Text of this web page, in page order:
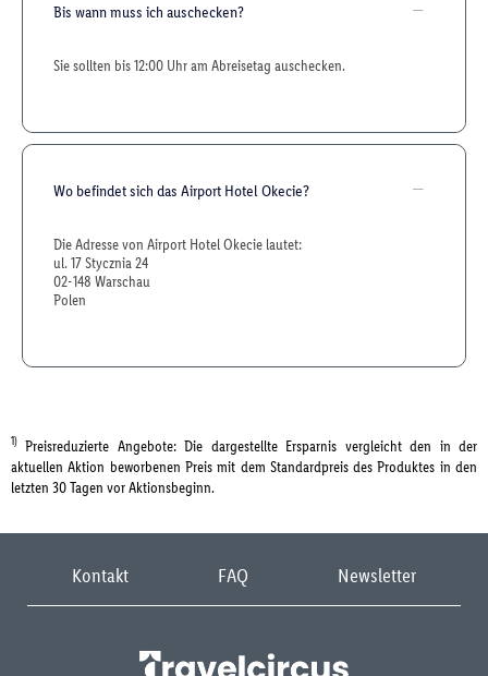
Bis wann muss ich auschecken?
Sie sollten bis 12:00 Uhr am Abreisetag auschecken.
Wo befindet sich das Airport Hotel Okecie?
Die Adresse von Airport Hotel Okecie lautet:
ul. 17 Stycznia 24
02-148 Warschau
Polen
1) Preisreduzierte Angebote: Die dargestellte Ersparnis vergleicht den in der
aktuellen Aktion beworbenen Preis mit dem Standardpreis des Produktes in den
letzten 30 Tagen vor Aktionsbeginn.
Kontakt FAQ Newsletter